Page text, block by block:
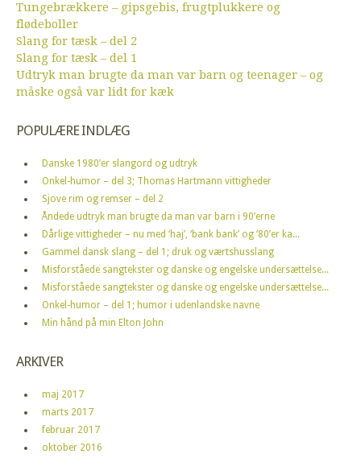
Tungebrækkere – gipsgebis, frugtplukkere og
flødeboller
Slang for tæsk – del 2
Slang for tæsk – del 1
Udtryk man brugte da man var barn og teenager – og
måske også var lidt for kæk
POPULÆRE INDLÆG
Danske 1980’er slangord og udtryk
Onkel-humor – del 3; Thomas Hartmann vittigheder
Sjove rim og remser – del 2
Åndede udtryk man brugte da man var barn i 90’erne
Dårlige vittigheder – nu med ‘haj’, ‘bank bank’ og ’80’er ka...
Gammel dansk slang – del 1; druk og værtshusslang
Misforståede sangtekster og danske og engelske undersættelse...
Misforståede sangtekster og danske og engelske undersættelse...
Onkel-humor – del 1; humor i udenlandske navne
Min hånd på min Elton John
ARKIVER
maj 2017
marts 2017
februar 2017
oktober 2016